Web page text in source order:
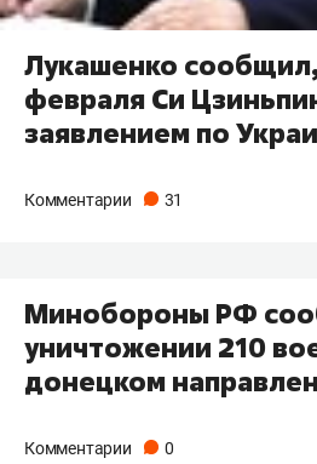
Лукашенко
февраля Си
заявлением по
Комментарии 31
Минобороны РФ
уничтожении 210
донецком
Комментарии 0